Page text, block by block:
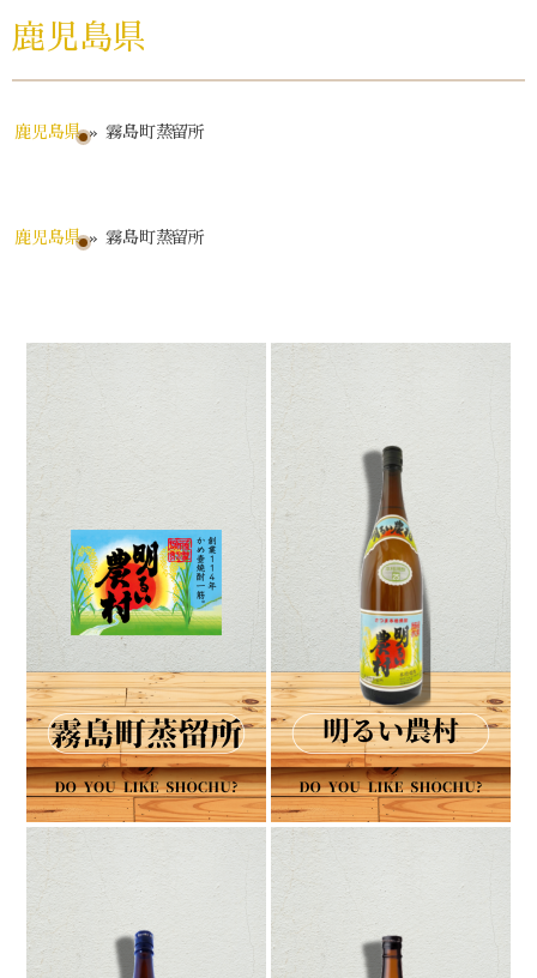
鹿児島県
鹿児島県 » 霧島町蒸留所
鹿児島県 » 霧島町蒸留所